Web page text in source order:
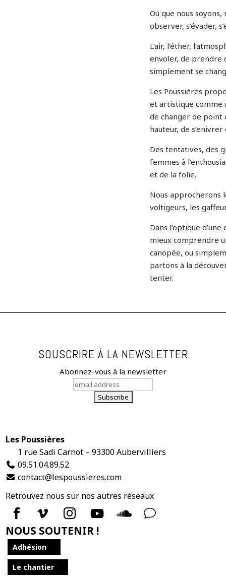
Où que nous
observer, s’évader,
L’air, l’éther,
envoler, de prendre
simplement se
Les Poussières
et artistique comme
de changer de point
hauteur, de
Des tentatives, des
femmes à
et de la folie.
Nous approcherons
voltigeurs, les
Dans l’optique
mieux comprendre
canopée, ou
partons à la
tenter.
SOUSCRIRE À LA NEWSLETTER
Abonnez-vous à la newsletter
Les Poussières
1 rue Sadi Carnot – 93300 Aubervilliers
09.51.04.89.52
contact@lespoussieres.com
     v
NOUS SOUTENIR !
Adhésion
Le chantier